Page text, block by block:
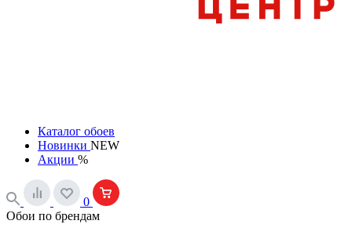
Каталог обоев
Новинки NEW
Акции %
0
Обои по брендам